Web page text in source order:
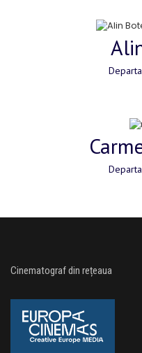
Cinematograf din rețeaua